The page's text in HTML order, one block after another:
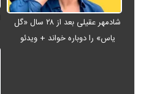
شادمهر عقیلی بعد از ۲۸ سال «گل
یاس» را دوباره خواند + ویدئو